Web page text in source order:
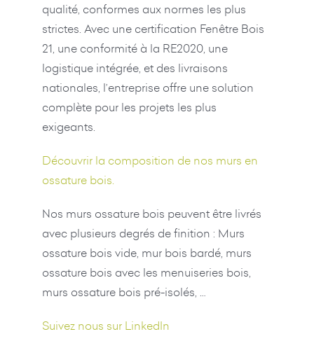
qualité, conformes aux normes les plus
strictes. Avec une certification Fenêtre Bois
21, une conformité à la RE2020, une
logistique intégrée, et des livraisons
nationales, l’entreprise offre une solution
complète pour les projets les plus
exigeants.
Découvrir la composition de nos murs en
ossature bois.
Nos murs ossature bois peuvent être livrés
avec plusieurs degrés de finition : Murs
ossature bois vide, mur bois bardé, murs
ossature bois avec les menuiseries bois,
murs ossature bois pré-isolés, …
Suivez nous sur LinkedIn